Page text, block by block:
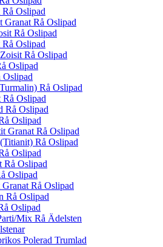
Oslipad
Granat Rå Oslipad
Rå Oslipad
Oslipad
Rå Oslipad
Oslipad
Oslipad
Rå Oslipad
Rå Oslipad
Rå Oslipad
Oslipad
Granat Rå Oslipad
Rå Oslipad
Oslipad
Rå Oslipad
Oslipad
Rå Oslipad
Rå Oslipad
Oslipad
Mix Rå Ädelsten
Polerad Trumlad